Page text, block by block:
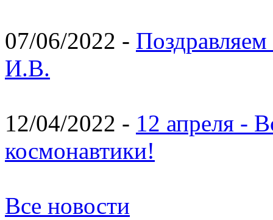
07/06/2022 -
И.В.
12/04/2022 - 12 апреля -
космонавтики!
Все новости